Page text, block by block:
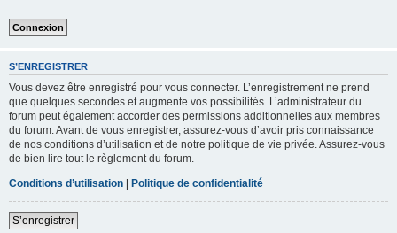
S’ENREGISTRER
Vous devez être enregistré pour vous connecter. L’enregistrement ne prend
que quelques secondes et augmente vos possibilités. L’administrateur du
forum peut également accorder des permissions additionnelles aux membres
du forum. Avant de vous enregistrer, assurez-vous d’avoir pris connaissance
de nos conditions d’utilisation et de notre politique de vie privée. Assurez-vous
de bien lire tout le règlement du forum.
Conditions d’utilisation | Politique de confidentialité
S’enregistrer